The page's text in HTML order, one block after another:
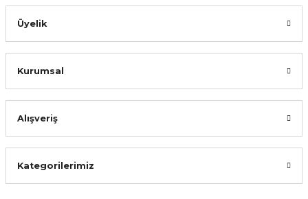
Üyelik
Kurumsal
Alışveriş
Kategorilerimiz